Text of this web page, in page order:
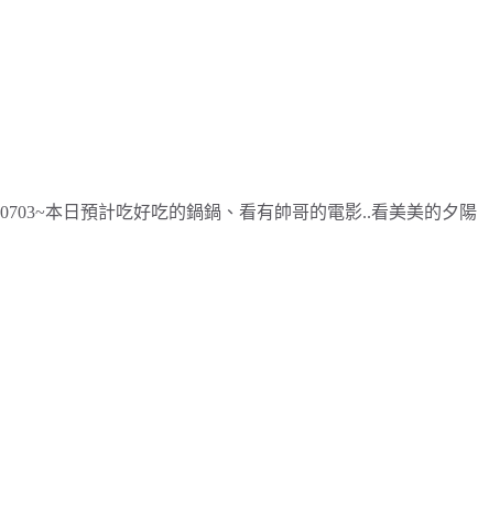
0703~本日預計吃好吃的鍋鍋、看有帥哥的電影..看美美的夕陽